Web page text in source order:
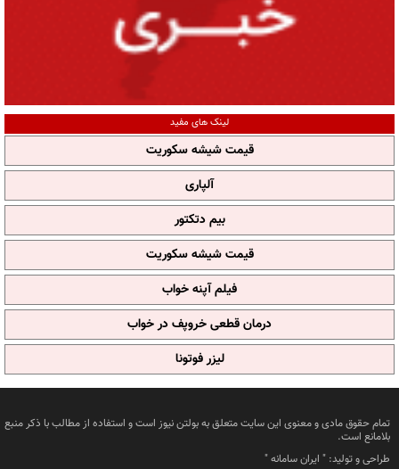
لینک های مفید
قیمت شیشه سکوریت
آلپاری
بیم دتکتور
قیمت شیشه سکوریت
فیلم آپنه خواب
درمان قطعی خروپف در خواب
لیزر فوتونا
تمام حقوق مادی و معنوی این سایت متعلق به بولتن نیوز است و استفاده از مطالب با ذکر منبع
بلامانع است.
طراحی و تولید: " ایران سامانه"